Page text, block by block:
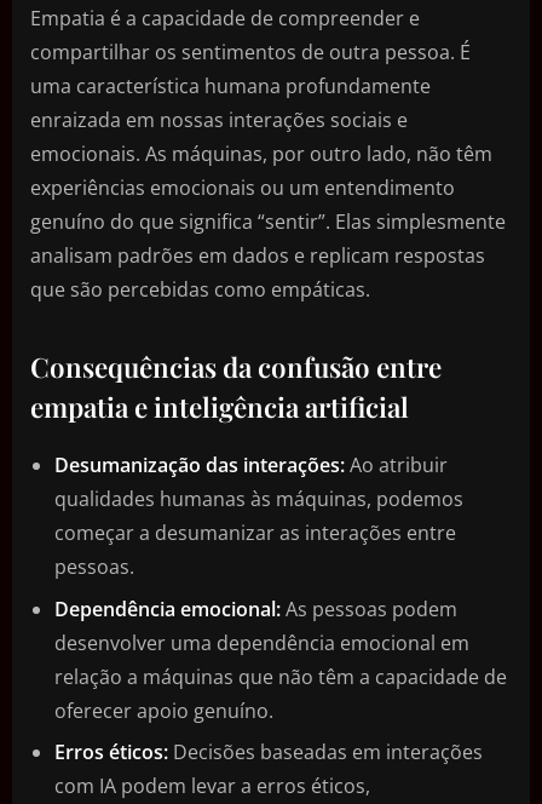
Empatia é a capacidade de compreender e
compartilhar os sentimentos de outra pessoa. É
uma característica humana profundamente
enraizada em nossas interações sociais e
emocionais. As máquinas, por outro lado, não têm
experiências emocionais ou um entendimento
genuíno do que significa “sentir”. Elas simplesmente
analisam padrões em dados e replicam respostas
que são percebidas como empáticas.
Consequências da confusão entre
empatia e inteligência artificial
Desumanização das interações:Ao atribuir
qualidades humanas às máquinas, podemos
começar a desumanizar as interações entre
pessoas.
Dependência emocional:As pessoas podem
desenvolver uma dependência emocional em
relação a máquinas que não têm a capacidade de
oferecer apoio genuíno.
Erros éticos: Decisões baseadas em interações
com IA podem levar a erros éticos,